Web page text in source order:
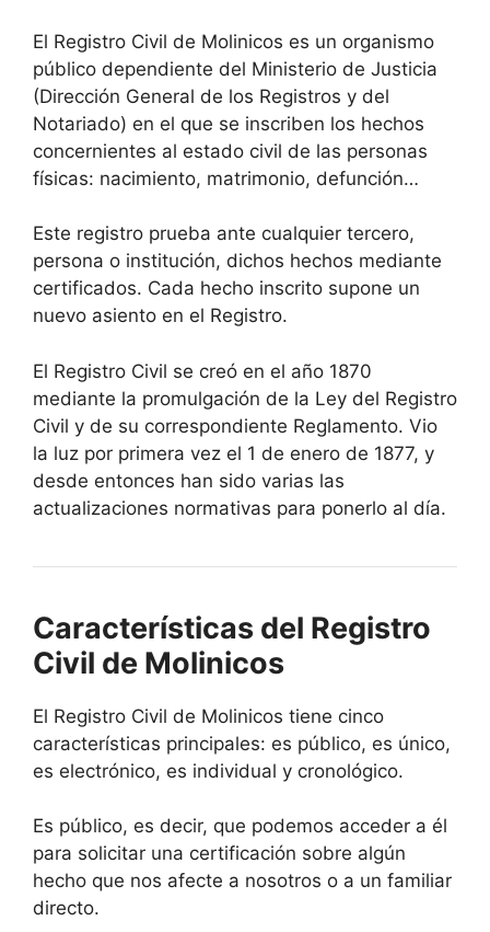
El Registro Civil de Molinicos es un organismo
público dependiente del Ministerio de Justicia
(Dirección General de los Registros y del
Notariado) en el que se inscriben los hechos
concernientes al estado civil de las personas
físicas: nacimiento, matrimonio, defunción…
Este registro prueba ante cualquier tercero,
persona o institución, dichos hechos mediante
certificados. Cada hecho inscrito supone un
nuevo asiento en el Registro.
El Registro Civil se creó en el año 1870
mediante la promulgación de la Ley del Registro
Civil y de su correspondiente Reglamento. Vio
la luz por primera vez el 1 de enero de 1877, y
desde entonces han sido varias las
actualizaciones normativas para ponerlo al día.
Características del Registro
Civil de Molinicos
El Registro Civil de Molinicos tiene cinco
características principales: es público, es único,
es electrónico, es individual y cronológico.
Es público, es decir, que podemos acceder a él
para solicitar una certificación sobre algún
hecho que nos afecte a nosotros o a un familiar
directo.